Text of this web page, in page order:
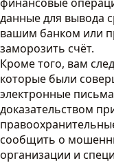
данные для вывода
вашим банком или
заморозить счёт.
Кроме того, вам
которые были
электронные
доказательством
сообщить о
организации и